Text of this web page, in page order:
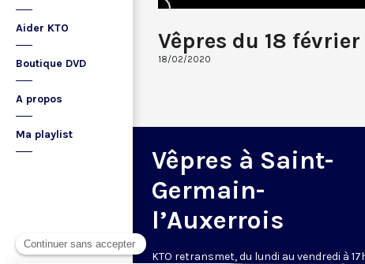
Aider KTO
Boutique DVD
A propos
Ma playlist
Vêpres du 18
18/02/2020
Vêpres à Saint-
Germain-
l’Auxerrois
KTO retransmet, du lundi au vendredi à